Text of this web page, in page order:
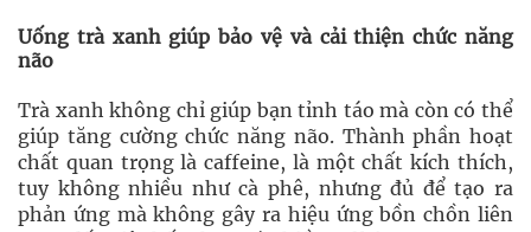
Uống trà xanh giúp bảo vệ và cải thiện chức năng
não
Trà xanh không chỉ giúp bạn tỉnh táo mà còn có thể
giúp tăng cường chức năng não. Thành phần hoạt
chất quan trọng là caffeine, là một chất kích thích,
tuy không nhiều như cà phê, nhưng đủ để tạo ra
phản ứng mà không gây ra hiệu ứng bồn chồn liên